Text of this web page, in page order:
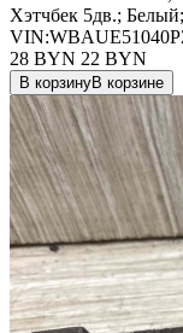
Хэтчбек 5дв.;
28 BYN 22 BYN
В корзинуВ корзине